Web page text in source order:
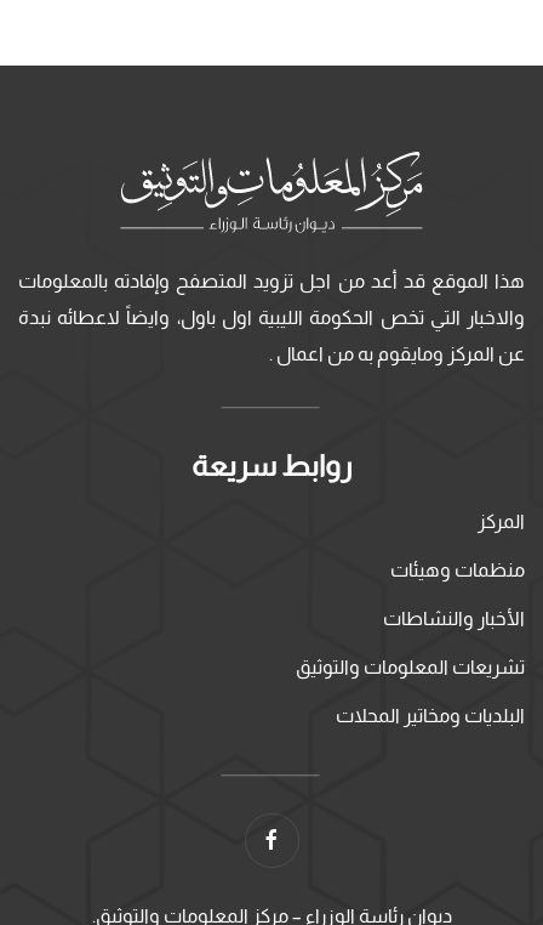
هذا الموقع قد أعد من اجل تزويد المتصفح وإفادته بالمعلومات
والاخبار التي تخص الحكومة الليبية اول باول، وايضاً لاعطائه نبدة
عن المركز ومايقوم به من اعمال .
روابط سريعة
المركز
منظمات وهيئات
الأخبار والنشاطات
تشريعات المعلومات والتوثيق
البلديات ومخاتير المحلات
ديوان رئاسة الوزراء – مركز المعلومات والتوثيق.